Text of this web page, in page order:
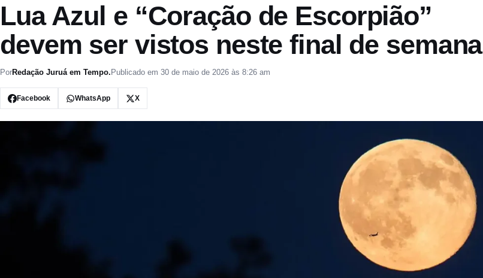
Lua Azul e “Coração de Escorpião”
devem ser vistos neste final de semana
PorRedação Juruá em Tempo. Publicado em 30 de maio de 2026 às 8:26 am
Facebook WhatsApp X